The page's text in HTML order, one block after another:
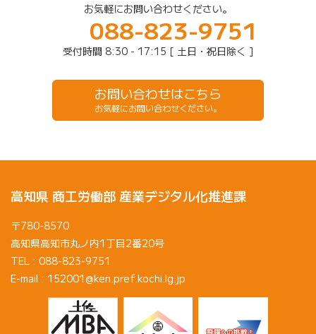
お気軽にお問い合わせください。
088-823-9751
受付時間 8:30 - 17:15 [ 土日・祝日除く ]
お問い合わせはこちら
お気軽にお問い合わせください。
高知県 商工労働部 産業デジタル化推進課
〒780-8570
高知県高知市丸ノ内1丁目2番20号
TEL : 088-823-9751
E-mail : 152001@ken.pref.kochi.lg.jp